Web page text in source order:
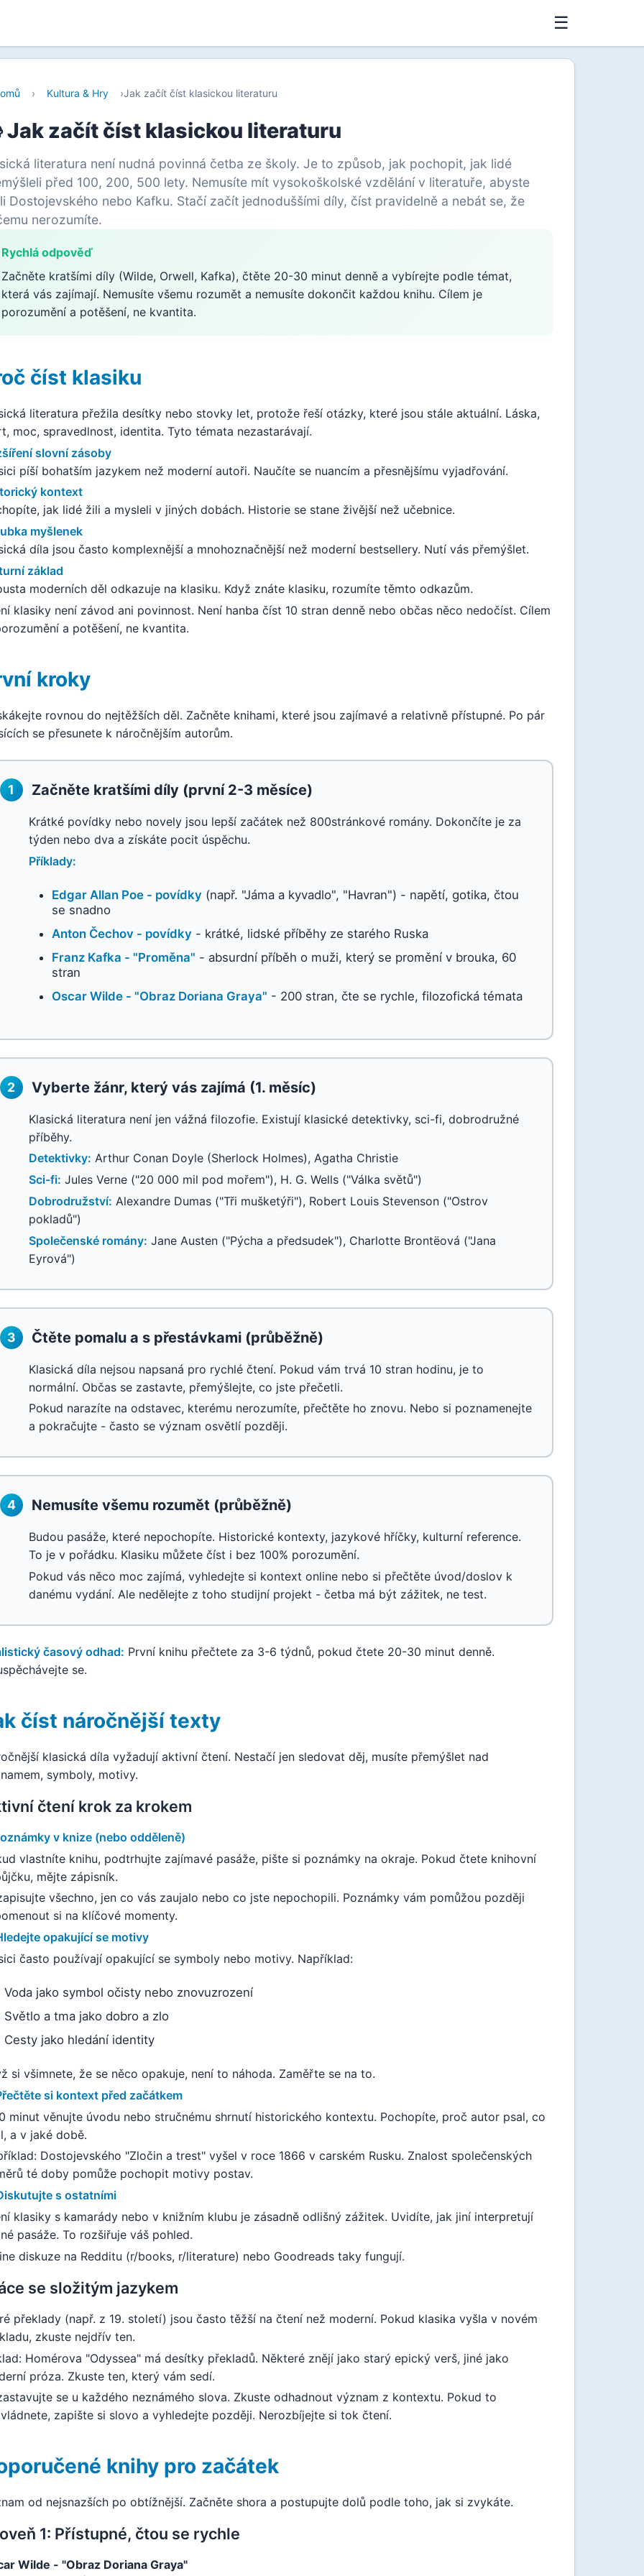
☰
› Kultura & Hry ›Jak začít číst klasickou literaturu
Jak začít číst klasickou literaturu
literatura není nudná povinná četba ze školy. Je to způsob, jak pochopit, jak lidé
před 100, 200, 500 lety. Nemusíte mít vysokoškolské vzdělání v literatuře, abyste
Dostojevského nebo Kafku. Stačí začít jednoduššími díly, číst pravidelně a nebát se, že
nerozumíte.
Rychlá odpověď
Začněte kratšími díly (Wilde, Orwell, Kafka), čtěte 20-30 minut denně a vybírejte podle témat,
která vás zajímají. Nemusíte všemu rozumět a nemusíte dokončit každou knihu. Cílem je
porozumění a potěšení, ne kvantita.
číst klasiku
literatura přežila desítky nebo stovky let, protože řeší otázky, které jsou stále aktuální. Láska,
moc, spravedlnost, identita. Tyto témata nezastarávají.
slovní zásoby
píší bohatším jazykem než moderní autoři. Naučíte se nuancím a přesnějšímu vyjadřování.
kontext
jak lidé žili a mysleli v jiných dobách. Historie se stane živější než učebnice.
myšlenek
díla jsou často komplexnější a mnohoznačnější než moderní bestsellery. Nutí vás přemýšlet.
základ
moderních děl odkazuje na klasiku. Když znáte klasiku, rozumíte těmto odkazům.
klasiky není závod ani povinnost. Není hanba číst 10 stran denně nebo občas něco nedočíst. Cílem
a potěšení, ne kvantita.
kroky
rovnou do nejtěžších děl. Začněte knihami, které jsou zajímavé a relativně přístupné. Po pár
se přesunete k náročnějším autorům.
1 Začněte kratšími díly (první 2-3 měsíce)
Krátké povídky nebo novely jsou lepší začátek než 800stránkové romány. Dokončíte je za
týden nebo dva a získáte pocit úspěchu.
Příklady:
Edgar Allan Poe - povídky (např. "Jáma a kyvadlo", "Havran") - napětí, gotika, čtou
se snadno
Anton Čechov - povídky - krátké, lidské příběhy ze starého Ruska
Franz Kafka - "Proměna" - absurdní příběh o muži, který se promění v brouka, 60
stran
Oscar Wilde - "Obraz Doriana Graya" - 200 stran, čte se rychle, filozofická témata
2 Vyberte žánr, který vás zajímá (1. měsíc)
Klasická literatura není jen vážná filozofie. Existují klasické detektivky, sci-fi, dobrodružné
příběhy.
Detektivky: Arthur Conan Doyle (Sherlock Holmes), Agatha Christie
Sci-fi: Jules Verne ("20 000 mil pod mořem"), H. G. Wells ("Válka světů")
Dobrodružství: Alexandre Dumas ("Tři mušketýři"), Robert Louis Stevenson ("Ostrov
pokladů")
Společenské romány: Jane Austen ("Pýcha a předsudek"), Charlotte Brontëová ("Jana
Eyrová")
3 Čtěte pomalu a s přestávkami (průběžně)
Klasická díla nejsou napsaná pro rychlé čtení. Pokud vám trvá 10 stran hodinu, je to
normální. Občas se zastavte, přemýšlejte, co jste přečetli.
Pokud narazíte na odstavec, kterému nerozumíte, přečtěte ho znovu. Nebo si poznamenejte
a pokračujte - často se význam osvětlí později.
4 Nemusíte všemu rozumět (průběžně)
Budou pasáže, které nepochopíte. Historické kontexty, jazykové hříčky, kulturní reference.
To je v pořádku. Klasiku můžete číst i bez 100% porozumění.
Pokud vás něco moc zajímá, vyhledejte si kontext online nebo si přečtěte úvod/doslov k
danému vydání. Ale nedělejte z toho studijní projekt - četba má být zážitek, ne test.
časový odhad: První knihu přečtete za 3-6 týdnů, pokud čtete 20-30 minut denně.
se.
číst náročnější texty
klasická díla vyžadují aktivní čtení. Nestačí jen sledovat děj, musíte přemýšlet nad
symboly, motivy.
čtení krok za krokem
v knize (nebo odděleně)
vlastníte knihu, podtrhujte zajímavé pasáže, pište si poznámky na okraje. Pokud čtete knihovní
mějte zápisník.
všechno, jen co vás zaujalo nebo co jste nepochopili. Poznámky vám pomůžou později
si na klíčové momenty.
opakující se motivy
často používají opakující se symboly nebo motivy. Například:
Voda jako symbol očisty nebo znovuzrození
Světlo a tma jako dobro a zlo
Cesty jako hledání identity
si všimnete, že se něco opakuje, není to náhoda. Zaměřte se na to.
si kontext před začátkem
minut věnujte úvodu nebo stručnému shrnutí historického kontextu. Pochopíte, proč autor psal, co
a v jaké době.
Dostojevského "Zločin a trest" vyšel v roce 1866 v carském Rusku. Znalost společenských
té doby pomůže pochopit motivy postav.
s ostatními
klasiky s kamarády nebo v knižním klubu je zásadně odlišný zážitek. Uvidíte, jak jiní interpretují
pasáže. To rozšiřuje váš pohled.
diskuze na Redditu (r/books, r/literature) nebo Goodreads taky fungují.
se složitým jazykem
překlady (např. z 19. století) jsou často těžší na čtení než moderní. Pokud klasika vyšla v novém
zkuste nejdřív ten.
Homérova "Odyssea" má desítky překladů. Některé znějí jako starý epický verš, jiné jako
próza. Zkuste ten, který vám sedí.
se u každého neznámého slova. Zkuste odhadnout význam z kontextu. Pokud to
zapište si slovo a vyhledejte později. Nerozbíjejte si tok čtení.
knihy pro začátek
od nejsnazších po obtížnější. Začněte shora a postupujte dolů podle toho, jak si zvykáte.
1: Přístupné, čtou se rychle
Wilde - "Obraz Doriana Graya"